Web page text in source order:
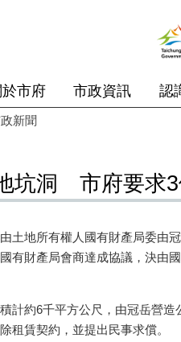
於市府 市政資訊 認
新聞
坑洞 市府要求
地所有權人國有財產局委由
有財產局會商達成協議，決由
約6千平方公尺，由冠岳營造
租賃契約，並提出民事求償。